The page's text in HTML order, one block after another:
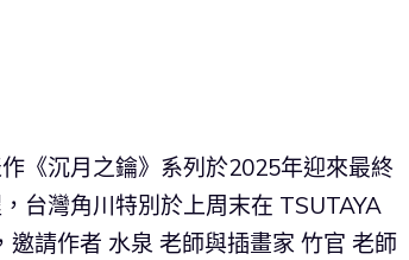
《沉月之鑰》系列於2025年迎來最終
台灣角川特別於上周末在 TSUTAYA
請作者 水泉 老師與插畫家 竹官 老師